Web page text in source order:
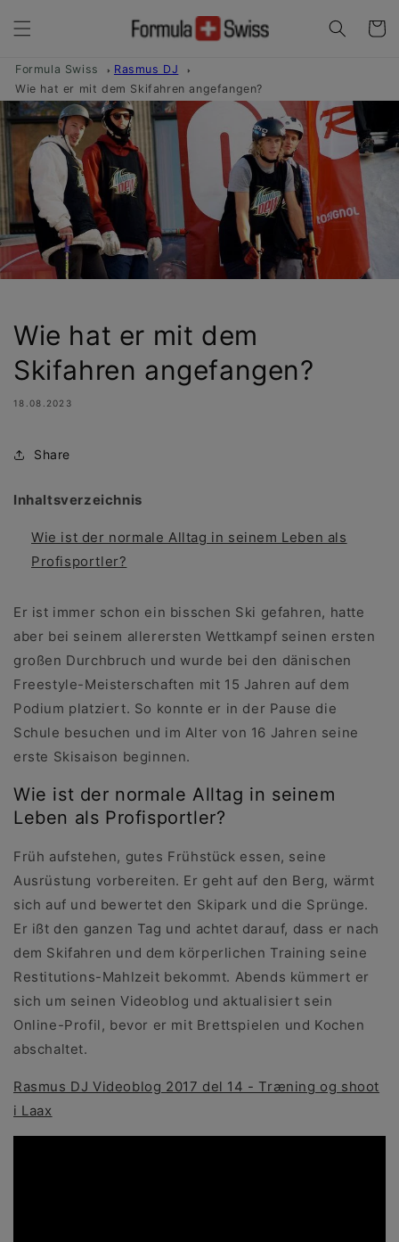
zum
Inhalt
Formula Swiss
Rasmus DJ
Wie hat er mit dem Skifahren angefangen?
Wie hat er mit dem
Skifahren angefangen?
18.08.2023
Share
Inhaltsverzeichnis
Wie ist der normale Alltag in seinem Leben als
Profisportler?
Er ist immer schon ein bisschen Ski gefahren, hatte
aber bei seinem allerersten Wettkampf seinen ersten
großen Durchbruch und wurde bei den dänischen
Freestyle-Meisterschaften mit 15 Jahren auf dem
Podium platziert. So konnte er in der Pause die
Schule besuchen und im Alter von 16 Jahren seine
erste Skisaison beginnen.
Wie ist der normale Alltag in seinem
Leben als Profisportler?
Früh aufstehen, gutes Frühstück essen, seine
Ausrüstung vorbereiten. Er geht auf den Berg, wärmt
sich auf und bewertet den Skipark und die Sprünge.
Er ißt den ganzen Tag und achtet darauf, dass er nach
dem Skifahren und dem körperlichen Training seine
Restitutions-Mahlzeit bekommt. Abends kümmert er
sich um seinen Videoblog und aktualisiert sein
Online-Profil, bevor er mit Brettspielen und Kochen
abschaltet.
Rasmus DJ Videoblog 2017 del 14 - Træning og shoot
i Laax